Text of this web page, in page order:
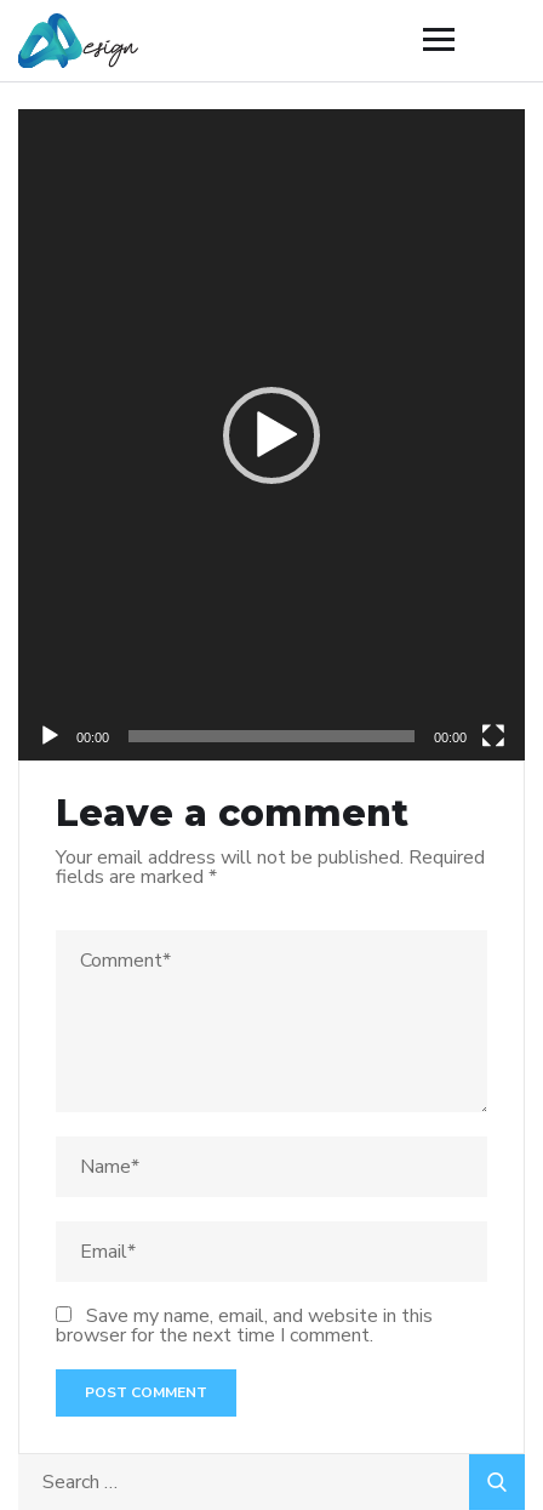
00:00 00:00
Leave a comment
Your email address will not be published. Required
fields are marked *
Save my name, email, and website in this
browser for the next time I comment.